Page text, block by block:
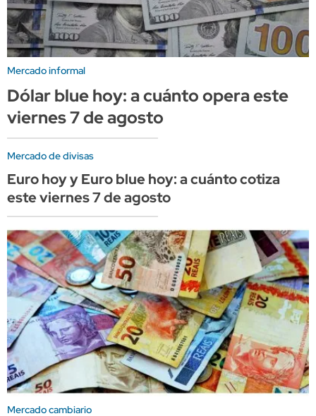
Mercado informal
Dólar blue hoy: a cuánto opera este
viernes 7 de agosto
Mercado de divisas
Euro hoy y Euro blue hoy: a cuánto cotiza
este viernes 7 de agosto
Mercado cambiario